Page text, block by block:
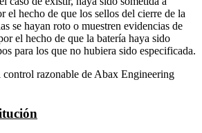
el hecho de que los sellos del cierre de la
se hayan roto o muestren evidencias de
el hecho de que la batería haya sido
para los que no hubiera sido especificada.
control razonable de Abax Engineering